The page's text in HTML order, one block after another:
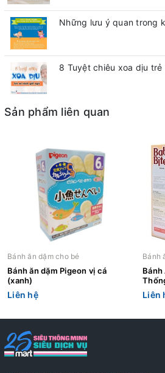
Những lưu ý quan trong
8 Tuyệt chiêu xoa dịu trẻ
Sản phẩm liên quan
Bánh ăn dặm cho bé
Bánh ăn dặm Pigeon vị cá
(xanh)
Liên hệ
Bánh
Bánh
Liên